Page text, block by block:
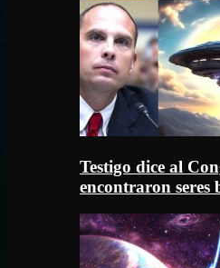
Testigo dice al
encontraron